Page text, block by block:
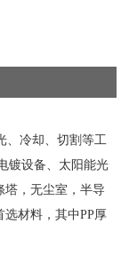
、冷却、切割等工
镀设备、太阳能光
塔，无尘室，半导
材料，其中PP厚